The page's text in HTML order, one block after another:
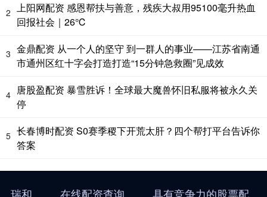
2 上阳网配资 感恩帮扶与善意，残疾大叔用95100毫升热血
回报社会｜26℃
3 金鼎配资 从一个人的坚守 到一群人的事业——江苏省南通
市通州区红十字会打造打造“15分钟急救圈”见成效
4 唐股盈配资 暴雪胜诉！全球最大魔兽怀旧私服将被永久关
停
5 长春博时配资 S0赛季稷下开荒太肝？四个帮打平台告诉你
答案
瑞和 在线配资查询 具有竞争力的股票配